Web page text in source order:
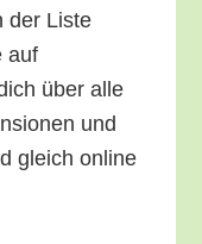
der Lis­te
auf
über alle
und
gleich online